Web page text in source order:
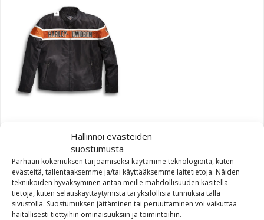
Hallinnoi evästeiden
suostumusta
Parhaan kokemuksen tarjoamiseksi käytämme teknologioita, kuten
evästeitä, tallentaaksemme ja/tai käyttääksemme laitetietoja. Näiden
tekniikoiden hyväksyminen antaa meille mahdollisuuden käsitellä
tietoja, kuten selauskäyttäytymistä tai yksilöllisiä tunnuksia tällä
sivustolla. Suostumuksen jättäminen tai peruuttaminen voi vaikuttaa
haitallisesti tiettyihin ominaisuuksiin ja toimintoihin.
Generations Jacket
173,06€–204,57€Hintaluokka: 173,06€ - 204,57€